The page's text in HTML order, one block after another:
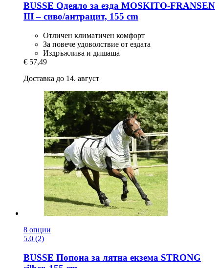
BUSSE Одеяло за езда MOSKITO-​FRANSEN
III – сиво/антрацит, 155 cm
Отличен климатичен комфорт
За повече удоволствие от ездата
Издръжлива и дишаща
€ 57,49
Доставка до 14. август
8 опции
5.0 (2)
BUSSE Попона за лятна екзема STRONG